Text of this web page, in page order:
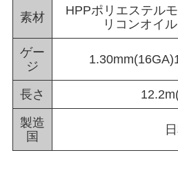
素材
HPPポリエステル
リコンオイ
ゲー
ジ
長さ
製造
国